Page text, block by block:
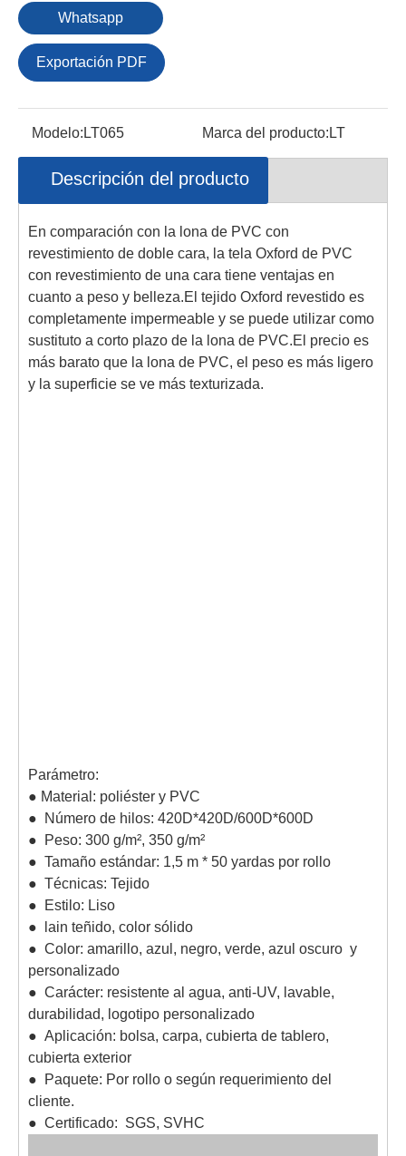
Whatsapp
Exportación PDF
Modelo: LT065 Marca del producto: LT
Descripción del producto
En comparación con la lona de PVC con
revestimiento de doble cara, la tela Oxford de PVC
con revestimiento de una cara tiene ventajas en
cuanto a peso y belleza.El tejido Oxford revestido es
completamente impermeable y se puede utilizar como
sustituto a corto plazo de la lona de PVC.El precio es
más barato que la lona de PVC, el peso es más ligero
y la superficie se ve más texturizada.
Parámetro:
● Material: poliéster y PVC
● Número de hilos: 420D*420D/600D*600D
● Peso: 300 g/m², 350 g/m²
● Tamaño estándar: 1,5 m * 50 yardas por rollo
● Técnicas: Tejido
● Estilo: Liso
● lain teñido, color sólido
● Color: amarillo, azul, negro, verde, azul oscuro y
personalizado
● Carácter: resistente al agua, anti-UV, lavable,
durabilidad, logotipo personalizado
● Aplicación: bolsa, carpa, cubierta de tablero,
cubierta exterior
● Paquete: Por rollo o según requerimiento del
cliente.
● Certificado: SGS, SVHC